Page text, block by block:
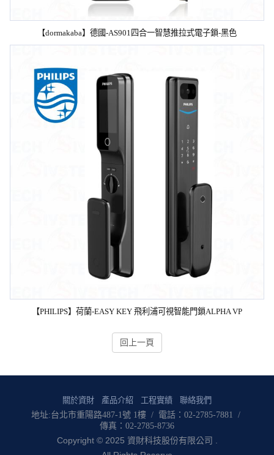
【dormakaba】德國-AS901四合一智慧推拉式電子鎖-黑色
【PHILIPS】荷蘭-EASY KEY 飛利浦可視智能門鎖ALPHA VP
回上一頁
關於資財 產品介紹 工程實績 聯絡我們
地址:台北市重陽路487-1號 1樓 / 電話：02-2785-7881 /
傳真：02-2785-8736
Copyright © 2025 資財科技股份有限公司 .